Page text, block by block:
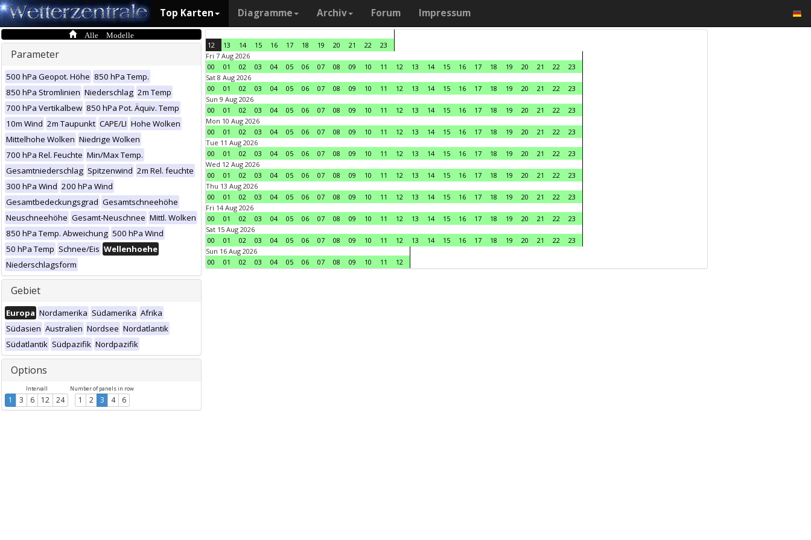
Top Karten Diagramme Archiv Forum Impressum
Alle Modelle
Parameter
500 hPa Geopot. Höhe 850 hPa Temp.
850 hPa Stromlinien Niederschlag 2m Temp
700 hPa Vertikalbew 850 hPa Pot. Äquiv. Temp
10m Wind 2m Taupunkt CAPE/LI Hohe Wolken
Mittelhohe Wolken Niedrige Wolken
700 hPa Rel. Feuchte Min/Max Temp.
Gesamtniederschlag Spitzenwind 2m Rel. feuchte
300 hPa Wind 200 hPa Wind
Gesamtbedeckungsgrad Gesamtschneehöhe
Neuschneehöhe Gesamt-Neuschnee Mittl. Wolken
850 hPa Temp. Abweichung 500 hPa Wind
50 hPa Temp Schnee/Eis Wellenhoehe
Niederschlagsform
Gebiet
Europa Nordamerika Südamerika Afrika
Südasien Australien Nordsee Nordatlantik
Südatlantik Südpazifik Nordpazifik
Options
Intervall
1 3 6 12 24
Number of panels in row
1 2 3 4 6
12 13 14 15 16 17 18 19 20 21 22
23
Fri 7 Aug 2026
00
01 02 03 04 05 06 07 08 09 10 11 12 13 14 15 16 17 18 19 20 21 22
23
Sat 8 Aug 2026
00
01 02 03 04 05 06 07 08 09 10 11 12 13 14 15 16 17 18 19 20 21 22
23
Sun 9 Aug 2026
00
01 02 03 04 05 06 07 08 09 10 11 12 13 14 15 16 17 18 19 20 21 22
23
Mon 10 Aug 2026
00
01 02 03 04 05 06 07 08 09 10 11 12 13 14 15 16 17 18 19 20 21 22
23
Tue 11 Aug 2026
00
01 02 03 04 05 06 07 08 09 10 11 12 13 14 15 16 17 18 19 20 21 22
23
Wed 12 Aug 2026
00
01 02 03 04 05 06 07 08 09 10 11 12 13 14 15 16 17 18 19 20 21 22
23
Thu 13 Aug 2026
00
01 02 03 04 05 06 07 08 09 10 11 12 13 14 15 16 17 18 19 20 21 22
23
Fri 14 Aug 2026
00
01 02 03 04 05 06 07 08 09 10 11 12 13 14 15 16 17 18 19 20 21 22
23
Sat 15 Aug 2026
00
01 02 03 04 05 06 07 08 09 10 11 12 13 14 15 16 17 18 19 20 21 22
23
Sun 16 Aug 2026
00
01 02 03 04 05 06 07 08 09 10 11 12